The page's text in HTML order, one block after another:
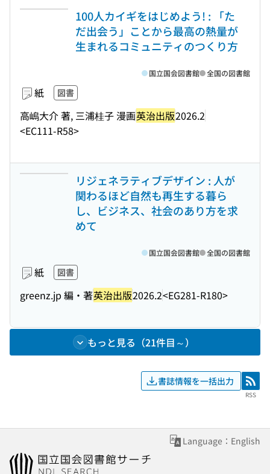
100人カイギをはじめよう! : 「た
だ出会う」ことから最高の熱量が
生まれるコミュニティのつくり方
紙 図書
高嶋大介 著, 三浦桂子 漫画英治出版2026.2
<EC111-R58>
国立国会図書館 全国の図書館
リジェネラティブデザイン : 人が
関わるほど自然も再生する暮ら
し、ビジネス、社会のあり方を求
めて
紙 図書
greenz.jp 編・著英治出版2026.2<EG281-R180>
国立国会図書館 全国の図書館
もっと見る（21件目～）
書誌情報を一括出力 RSS
RSS
Language：English